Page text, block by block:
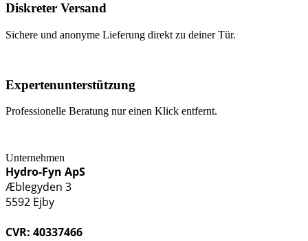
Diskreter Versand
Sichere und anonyme Lieferung direkt zu deiner Tür.
Expertenunterstützung
Professionelle Beratung nur einen Klick entfernt.
Unternehmen
Hydro-Fyn ApS
Æblegyden 3
5592 Ejby
CVR: 40337466